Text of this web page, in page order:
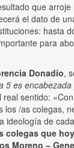
que arroje
el dato de
hasta
para
Donadío,
5 es
real sentido:
los /as colegas,
ideología de
colegas que
Moreno –